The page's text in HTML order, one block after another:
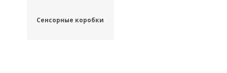
Сенсорные коробки